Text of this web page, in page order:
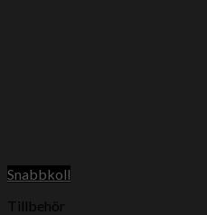
Snabbkoll
Tillbehör